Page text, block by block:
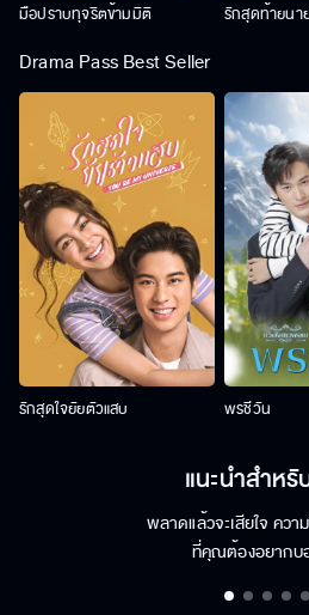
มือปราบทุจริตข้ามมิติ รักสุดท้ายนา
Drama Pass Best Seller
รักสุดใจยัยตัวแสบ พรชีวัน
แนะนำสำห
พลาดแล้วจะเสียใจ ควา
ที่คุณต้องอยากบ